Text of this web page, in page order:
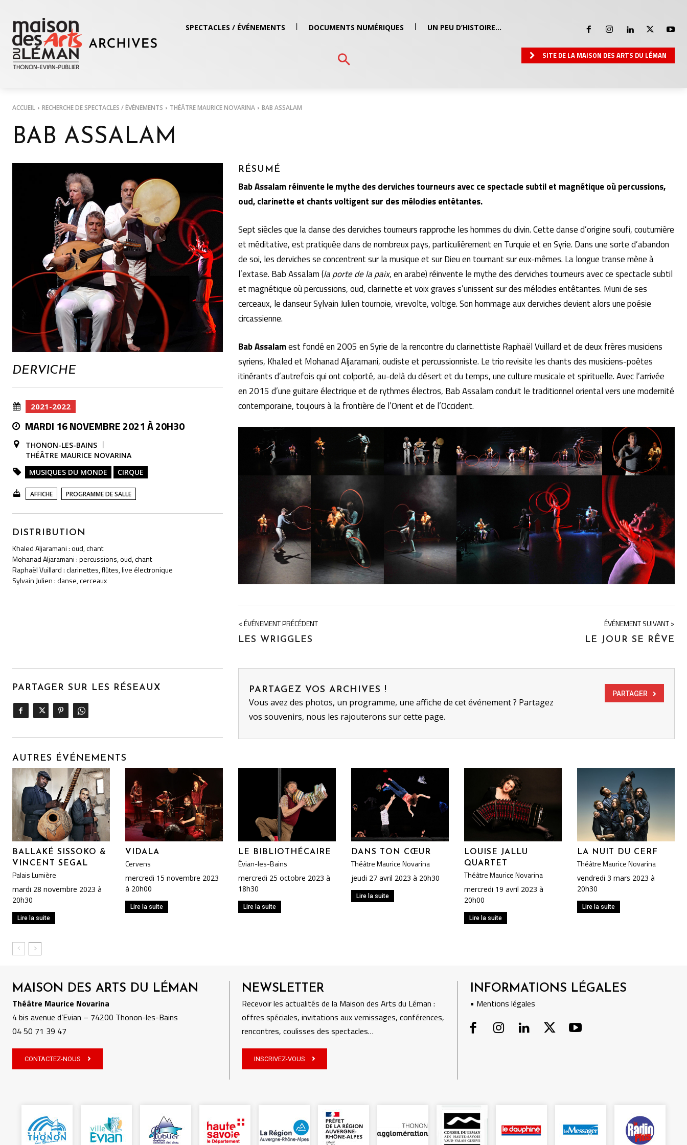
SPECTACLES / ÉVÉNEMENTS DOCUMENTS NUMÉRIQUES UN PEU D’HISTOIRE…
SITE DE LA MAISON DES ARTS DU LÉMAN
ACCUEIL RECHERCHE DE SPECTACLES / ÉVÉNEMENTS THÉÂTRE MAURICE NOVARINA BAB ASSALAM
BAB ASSALAM
DERVICHE
2021-2022
MARDI 16 NOVEMBRE 2021 À 20H30
THONON-LES-BAINS
THÉÂTRE MAURICE NOVARINA
MUSIQUES DU MONDE
CIRQUE
AFFICHE PROGRAMME DE SALLE
DISTRIBUTION
Khaled Aljaramani : oud, chant
Mohanad Aljaramani : percussions, oud, chant
Raphaël Vuillard : clarinettes, flûtes, live électronique
Sylvain Julien : danse, cerceaux
RÉSUMÉ
Bab Assalam réinvente le mythe des derviches tourneurs avec ce spectacle subtil et magnétique où percussions,
oud, clarinette et chants voltigent sur des mélodies entêtantes.
Sept siècles que la danse des derviches tourneurs rapproche les hommes du divin. Cette danse d’origine soufi, coutumière
et méditative, est pratiquée dans de nombreux pays, particulièrement en Turquie et en Syrie. Dans une sorte d’abandon
de soi, les derviches se concentrent sur la musique et sur Dieu en tournant sur eux-mêmes. La longue transe mène à
l’extase. Bab Assalam (la porte de la paix, en arabe) réinvente le mythe des derviches tourneurs avec ce spectacle subtil
et magnétique où percussions, oud, clarinette et voix graves s’unissent sur des mélodies entêtantes. Muni de ses
cerceaux, le danseur Sylvain Julien tournoie, virevolte, voltige. Son hommage aux derviches devient alors une poésie
circassienne.
Bab Assalamest fondé en 2005 en Syrie de la rencontre du clarinettiste Raphaël Vuillard et de deux frères musiciens
syriens, Khaled et Mohanad Aljaramani, oudiste et percussionniste. Le trio revisite les chants des musiciens-poètes
itinérants d’autrefois qui ont colporté, au-delà du désert et du temps, une culture musicale et spirituelle. Avec l’arrivée
en 2015 d’une guitare électrique et de rythmes électros, Bab Assalam conduit le traditionnel oriental vers une modernité
contemporaine, toujours à la frontière de l’Orient et de l’Occident.
< ÉVÉNEMENT PRÉCÉDENT
LES WRIGGLES
ÉVÉNEMENT SUIVANT >
LE JOUR SE RÊVE
PARTAGER SUR LES RÉSEAUX PARTAGEZ VOS ARCHIVES !
Vous avez des photos, un programme, une affiche de cet événement ? Partagez
vos souvenirs, nous les rajouterons sur cette page.
PARTAGER
AUTRES ÉVÉNEMENTS
BALLAKÉ SISSOKO &
VINCENT SEGAL
Palais Lumière
mardi 28 novembre 2023 à
20h30
Lire la suite
VIDALA
Cervens
mercredi 15 novembre 2023
à 20h00
Lire la suite
LE BIBLIOTHÉCAIRE
Évian-les-Bains
mercredi 25 octobre 2023 à
18h30
Lire la suite
DANS TON CŒUR
Théâtre Maurice Novarina
jeudi 27 avril 2023 à 20h30
Lire la suite
LOUISE JALLU
QUARTET
Théâtre Maurice Novarina
mercredi 19 avril 2023 à
20h00
Lire la suite
LA NUIT DU CERF
Théâtre Maurice Novarina
vendredi 3 mars 2023 à
20h30
Lire la suite
MAISON DES ARTS DU LÉMAN
Théâtre Maurice Novarina
4 bis avenue d’Evian – 74200 Thonon-les-Bains
04 50 71 39 47
CONTACTEZ-NOUS
NEWSLETTER
Recevoir les actualités de la Maison des Arts du Léman :
offres spéciales, invitations aux vernissages, conférences,
rencontres, coulisses des spectacles…
INSCRIVEZ-VOUS
INFORMATIONS LÉGALES
• Mentions légales